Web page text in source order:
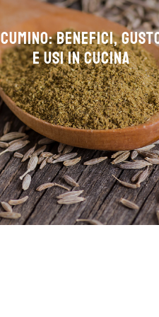
Cumino: Benefici,
e Usi in Cucina